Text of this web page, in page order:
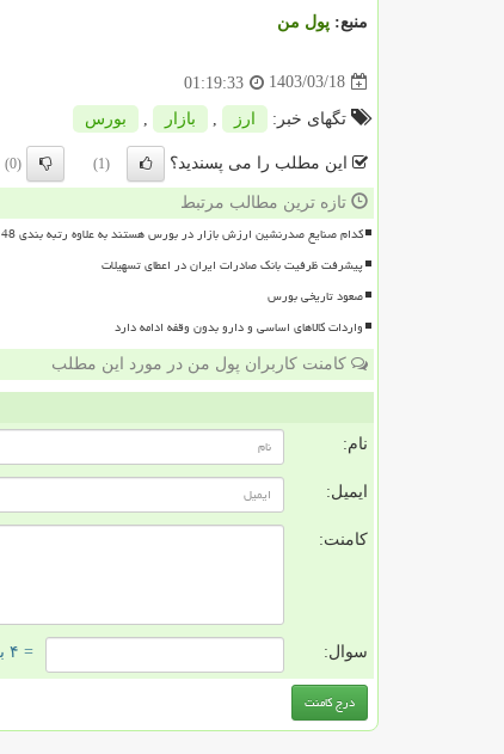
منبع: پول من
1403/03/18
01:19:33
تگهای خبر: ارز بازار بورس
این مطلب را می پسندید؟ (1)
(0)
تازه ترین مطالب مرتبط
کدام صنایع صدرنشین ارزش بازار در بورس هستند به علاوه رتبه بندی 48 صنعت بورسی
پیشرفت ظرفیت بانک صادرات ایران در اعطای تسهیلات
صعود تاریخی بورس
واردات کالاهای اساسی و دارو بدون وقفه ادامه دارد
کامنت کاربران پول من در مورد این مطلب
نام:
ایمیل:
کامنت:
سوال: = ۴ بعلاوه ۳